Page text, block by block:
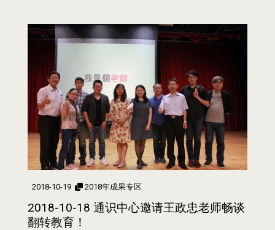
2018-10-19 2018年成果专区
2018-10-18 通识中心邀请王政忠老师畅谈
翻转教育！